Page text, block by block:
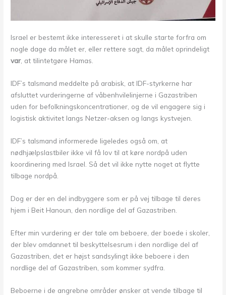
Israel er bestemt ikke interesseret i at skulle starte forfra om
nogle dage da målet er, eller rettere sagt, da målet oprindeligt
var, at tilintetgøre Hamas.
IDF’s talsmand meddelte på arabisk, at IDF-styrkerne har
afsluttet vurderingerne af våbenhvilelinjerne i Gazastriben
uden for befolkningskoncentrationer, og de vil engagere sig i
logistisk aktivitet langs Netzer-aksen og langs kystvejen.
IDF’s talsmand informerede ligeledes også om, at
nødhjælpslastbiler ikke vil få lov til at køre nordpå uden
koordinering med Israel. Så det vil ikke nytte noget at flytte
tilbage nordpå.
Dog er der en del indbyggere som er på vej tilbage til deres
hjem i Beit Hanoun, den nordlige del af Gazastriben.
Efter min vurdering er der tale om beboere, der boede i skoler,
der blev omdannet til beskyttelsesrum i den nordlige del af
Gazastriben, det er højst sandsylingt ikke beboere i den
nordlige del af Gazastriben, som kommer sydfra.
Beboerne i de angrebne områder ønsker at vende tilbage til